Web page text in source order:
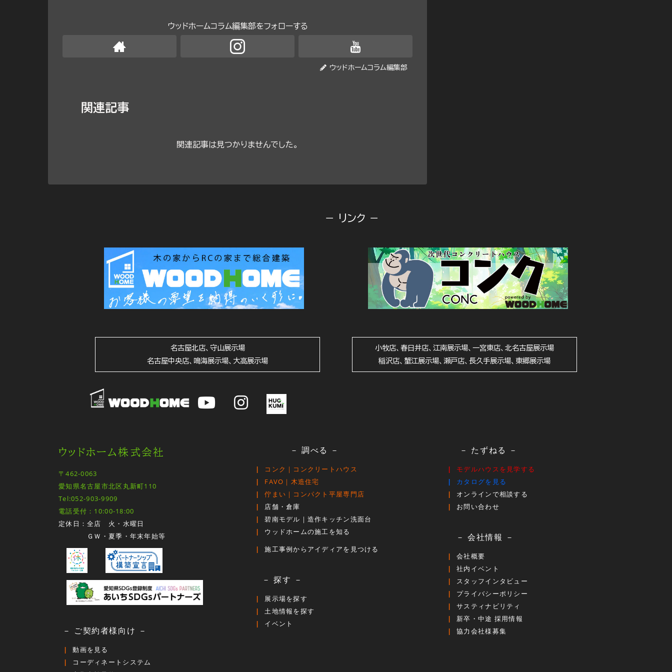
ウッドホームコラム編集部をフォローする
ウッドホームコラム編集部
関連記事
関連記事は見つかりませんでした。
－ リンク －
名古屋北店、守山展示場
名古屋中央店、鳴海展示場、大高展示場
小牧店、春日井店、江南展示場、一宮東店、北名古屋展示場
稲沢店、蟹江展示場、瀬戸店、長久手展示場、東郷展示場
ウッドホーム株式会社
〒462-0063
愛知県名古屋市北区丸新町110
Tel:052-903-9909
電話受付：10:00-18:00
定休日：全店 火・水曜日
ＧＷ・夏季・年末年始等
－ ご契約者様向け －
動画を見る
コーディネートシステム
－ 調べる －
コンク｜コンクリートハウス
FAVO｜木造住宅
佇まい｜コンパクト平屋専門店
店舗・倉庫
碧南モデル｜造作キッチン洗面台
ウッドホームの施工を知る
施工事例からアイディアを見つける
－ 探す －
展示場を探す
土地情報を探す
イベント
－ たずねる －
モデルハウスを見学する
カタログを見る
オンラインで相談する
お問い合わせ
－ 会社情報 －
会社概要
社内イベント
スタッフインタビュー
プライバシーポリシー
サスティナビリティ
新卒・中途 採用情報
協力会社様募集